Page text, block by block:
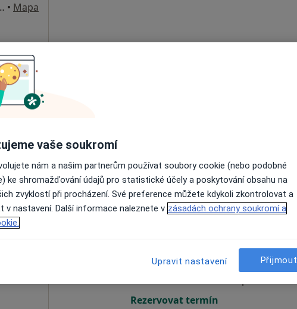
Pernštejnem • Mapa
•Mapa
Rezervovat termín
vaše soukromí
nám a našim partnerům používat soubory cookie (nebo podobné
ke shromažďování údajů pro statistické účely a poskytování obsahu na
zvyklostí při procházení. Své preference můžete kdykoli zkontrolovat a
v nastavení. Další informace naleznete v zásadách ochrany soukromí a
Upravit nastavení Přijmout